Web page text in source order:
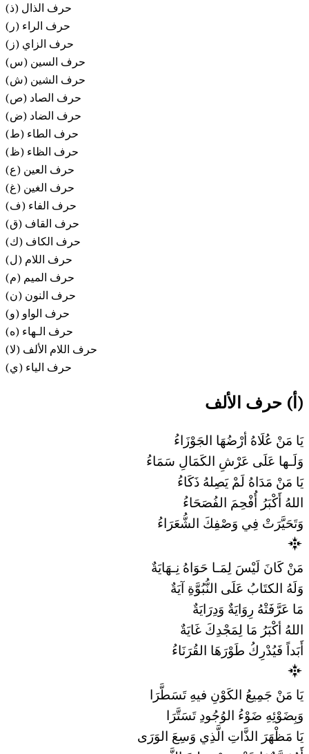
(ذ) حرف الذال
(ر) حرف الراء
(ز) حرف الزاي
(س) حرف السين
(ش) حرف الشين
(ص) حرف الصاد
(ض) حرف الضاد
(ط) حرف الطاء
(ظ) حرف الظاء
(ع) حرف العين
(غ) حرف الغين
(ف) حرف الفاء
(ق) حرف القاف
(ك) حرف الكاف
(ل) حرف اللام
حرف الميم (م)
حرف النون (ن)
حرف الواو (و)
حرف الـهاء (ه)
حرف اللام الألف (لا)
حرف الياء (ي)
(أ) حرف الألف
يَا مَنْ عُلَاهُ أرْضُهَا الجَوْزَاءُ
وَلَـها عَلَى عَرْشِ الكَمَالِ سَمَاءُ
يَا مَنْ مَدَاهُ لَمْ يَصِلهُ ذَكَاءُ
اللهُ أَكْبَرُ أُفْحِمَ الفُصَحَاءُ
وَتَحَيَّرَتْ فِي وَصْفِكَ الشُّعَرَاءُ
مَنْ كَانَ لَيْسَ لِمَـا حَوَاهُ نِـهَايَةٌ
وَلَهُ الكتَابُ عَلَى النُّبُوَّةِ آيَةٌ
مَا عَرَّفَتْهُ رِوَايَةٌ وَدِرَايَةٌ
اللهُ أكْبَرُ مَا لِمَجْدِكَ غَايَةٌ
أَبَداً فَيُدْرِكُ طَوْرَهَا القُرَنَاءُ
يَا مَنْ جَمِيعُ الكَوْنِ فيهِ تَسَطَّرَا
وَبِضَوْئِهِ ضَوْءُ الوُجُودِ تَسَتَّرَا
يَا مَظْهَرَ الذَّاتِ الَّذِي وَسِعَ الوَرَى